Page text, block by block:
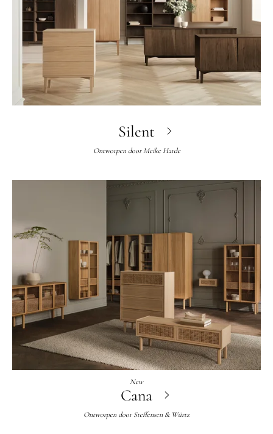
Silent
Ontworpen door Meike Harde
New
Cana
Ontworpen door Steffensen & Würtz